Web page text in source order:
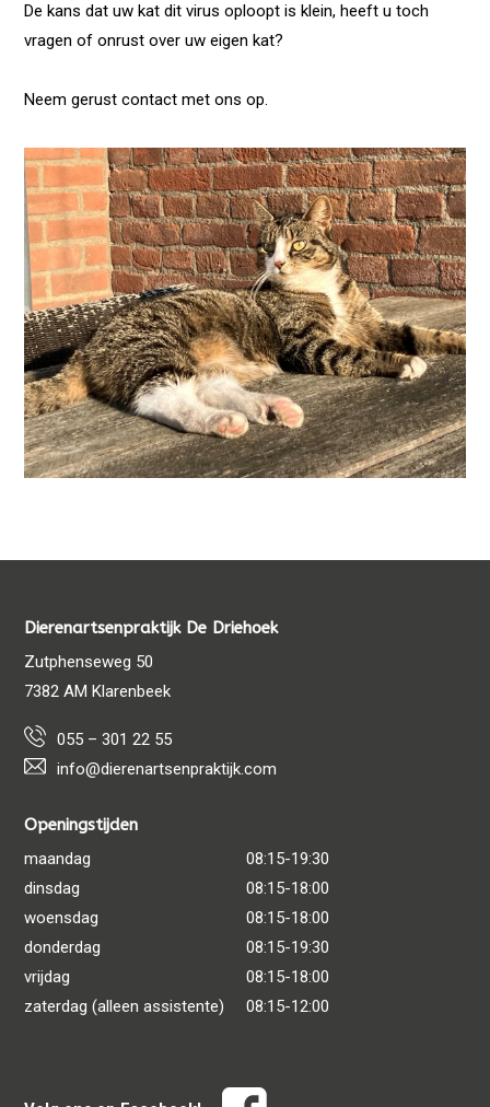
De kans dat uw kat dit virus oploopt is klein, heeft u toch
vragen of onrust over uw eigen kat?
Neem gerust contact met ons op.
Dierenartsenpraktijk De Driehoek
Zutphenseweg 50
7382 AM Klarenbeek
055 – 301 22 55
info@dierenartsenpraktijk.com
Openingstijden
maandag
08:15-19:30
dinsdag
08:15-18:00
woensdag
08:15-18:00
donderdag
08:15-19:30
vrijdag
08:15-18:00
zaterdag (alleen assistente)
08:15-12:00